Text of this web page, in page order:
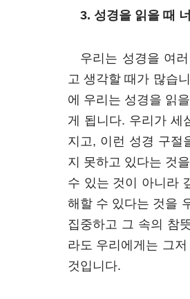
3. 성경을 읽을 때
우리는 성경을 여
고 생각할 때가 많습
에 우리는 성경을 읽
게 됩니다. 우리가 세
지고, 이런 성경 구절
지 못하고 있다는 것
수 있는 것이 아니라
해할 수 있다는 것을
집중하고 그 속의 참
라도 우리에게는 그
것입니다.